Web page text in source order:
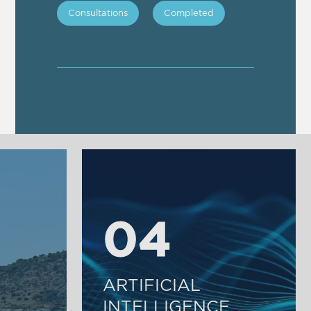
Consultations Completed
04
04
ARTIFICIAL
INTELLIGENCE